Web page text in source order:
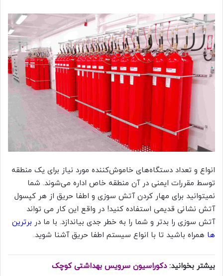
انواع و تعداد دستگاه‌های خاموش‌کننده مورد نیاز برای یک منطقه
توسط مقررات ایمنی در آن منطقه خاص اداره می‌شوند. شما
نمیتوانید برای مهار کردن آتش سوزی و اطفا حریق از هر کپسول
آتش نشانی قدیمی استفاده کنید! در واقع این کار می تواند
آتش سوزی را بدتر و شما را به خطر جدی بیاندازد. با ما در برترین
ها همراه باشید تا با انواع سیستم اطفا حریق آشنا شوید.
بیشتر بخوانید:دکوراسیون سرویس بهداشتی کوچک